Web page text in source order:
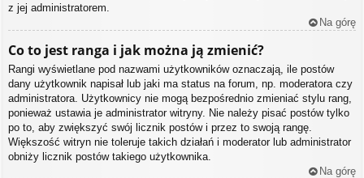
z jej administratorem.
Na górę
Co to jest ranga i jak można ją zmienić?
Rangi wyświetlane pod nazwami użytkowników oznaczają, ile postów
dany użytkownik napisał lub jaki ma status na forum, np. moderatora czy
administratora. Użytkownicy nie mogą bezpośrednio zmieniać stylu rang,
ponieważ ustawia je administrator witryny. Nie należy pisać postów tylko
po to, aby zwiększyć swój licznik postów i przez to swoją rangę.
Większość witryn nie toleruje takich działań i moderator lub administrator
obniży licznik postów takiego użytkownika.
Na górę